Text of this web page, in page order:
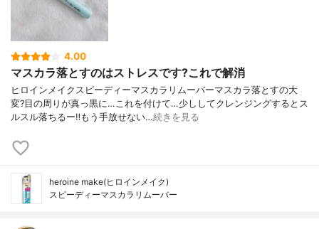
4.00
マスカラ落とすのはストレスです?これで解消
ヒロインメイクスピーディーマスカラリムーバーマスカラ落とすの大
変?目の周りが真っ黒に…これを付けて…少ししてクレンジングするとス
ルスル落ちるー‼️もう手放せない…続きを見る
heroine make(ヒロインメイク)
スピーディーマスカラリムーバー